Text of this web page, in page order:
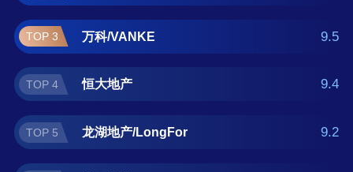
单可供您作为选购参考，我们致力于用最真实
的数据提供房地产公司品牌推荐，让您选得放
心。(榜单每月更新一次)
TOP 3 万科/VANKE 9.5
TOP 4 恒大地产 9.4
TOP 5 龙湖地产/LongFor 9.2